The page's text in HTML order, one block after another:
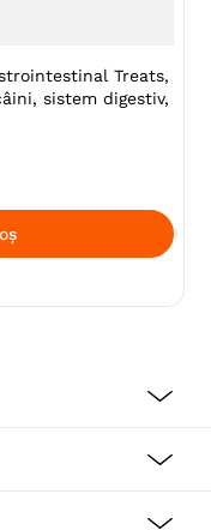
Treats,
sistem digestiv,
pentru
cu o mare